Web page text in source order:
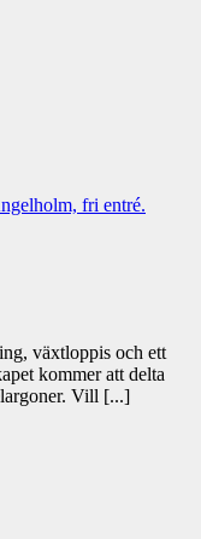
fri entré.
växtloppis och ett
kommer att delta
Vill [...]